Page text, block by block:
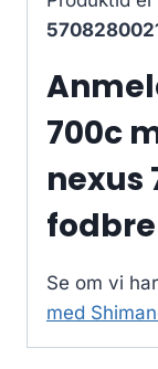
700c
nexus
Se om vi
med